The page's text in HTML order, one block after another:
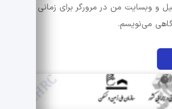
و وبسایت من در مرورگر برای زمانی
می‌نویسم.